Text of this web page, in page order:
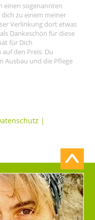
einen sogenannten
zu einem meiner
Verlinkung dort etwas
Dankeschön für diese
für Dich
den Preis. Du
Ausbau und die Pflege
|